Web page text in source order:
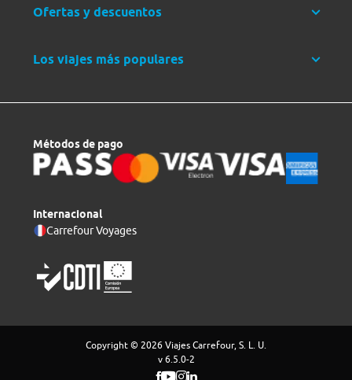
Ofertas y descuentos
Los viajes más populares
Métodos de pago
Internacional
Carrefour Voyages
Copyright © 2026 Viajes Carrefour, S. L. U.
v 6.5.0-2